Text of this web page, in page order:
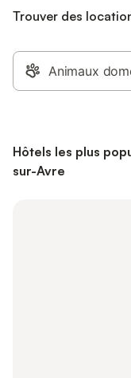
Trouver des
Animaux
Hôtels les plus
sur-Avre